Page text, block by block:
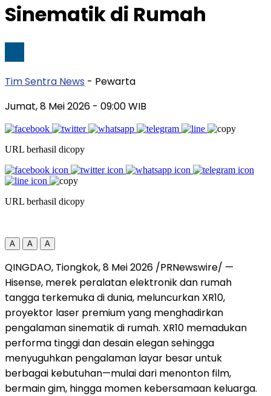
Sinematik di Rumah
Tim Sentra News - Pewarta
Jumat, 8 Mei 2026 - 09:00 WIB
URL berhasil dicopy
URL berhasil dicopy
A A A
QINGDAO, Tiongkok, 8 Mei 2026 /PRNewswire/ —
Hisense, merek peralatan elektronik dan rumah
tangga terkemuka di dunia, meluncurkan XR10,
proyektor laser premium yang menghadirkan
pengalaman sinematik di rumah. XR10 memadukan
performa tinggi dan desain elegan sehingga
menyuguhkan pengalaman layar besar untuk
berbagai kebutuhan—mulai dari menonton film,
bermain gim, hingga momen kebersamaan keluarga.